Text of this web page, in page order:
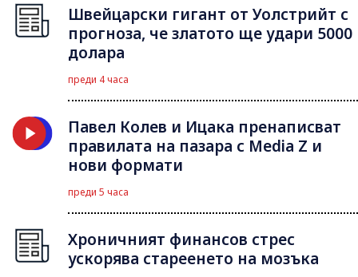
Швейцарски гигант от Уолстрийт с
прогноза, че златото ще удари 5000
долара
преди 4 часа
Павел Колев и Ицака пренаписват
правилата на пазара с Media Z и
нови формати
преди 5 часа
Хроничният финансов стрес
ускорява стареенето на мозъка